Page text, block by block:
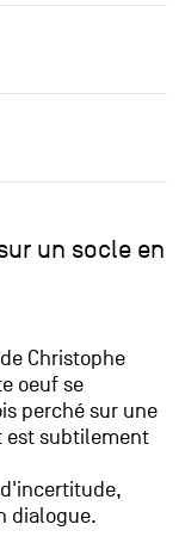
un socle en
Christophe
oeuf se
perché sur une
est subtilement
dialogue.